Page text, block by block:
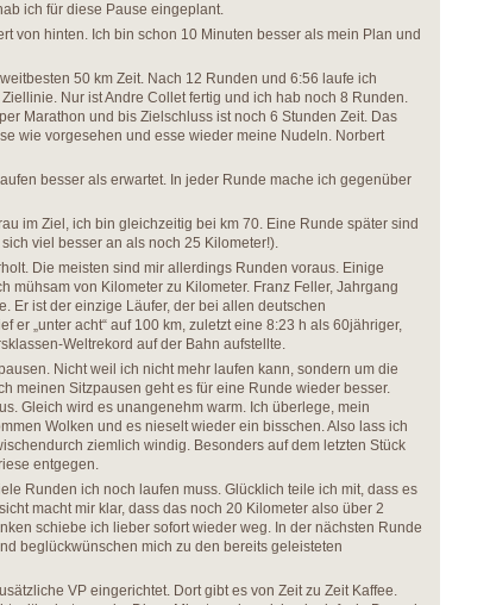
ich für diese Pause eingeplant.
von hinten. Ich bin schon 10 Minuten besser als mein Plan und
50 km Zeit. Nach 12 Runden und 6:56 laufe ich
Nur ist Andre Collet fertig und ich hab noch 8 Runden.
Marathon und bis Zielschluss ist noch 6 Stunden Zeit. Das
wie vorgesehen und esse wieder meine Nudeln. Norbert
besser als erwartet. In jeder Runde mache ich gegenüber
im Ziel, ich bin gleichzeitig bei km 70. Eine Runde später sind
viel besser an als noch 25 Kilometer!).
Die meisten sind mir allerdings Runden voraus. Einige
mühsam von Kilometer zu Kilometer. Franz Feller, Jahrgang
Er ist der einzige Läufer, der bei allen deutschen
er „unter acht“ auf 100 km, zuletzt eine 8:23 h als 60jähriger,
Weltrekord auf der Bahn aufstellte.
Nicht weil ich nicht mehr laufen kann, sondern um die
meinen Sitzpausen geht es für eine Runde wieder besser.
Gleich wird es unangenehm warm. Ich überlege, mein
Wolken und es nieselt wieder ein bisschen. Also lass ich
ziemlich windig. Besonders auf dem letzten Stück
entgegen.
Runden ich noch laufen muss. Glücklich teile ich mit, dass es
macht mir klar, dass das noch 20 Kilometer also über 2
schiebe ich lieber sofort wieder weg. In der nächsten Runde
beglückwünschen mich zu den bereits geleisteten
VP eingerichtet. Dort gibt es von Zeit zu Zeit Kaffee.